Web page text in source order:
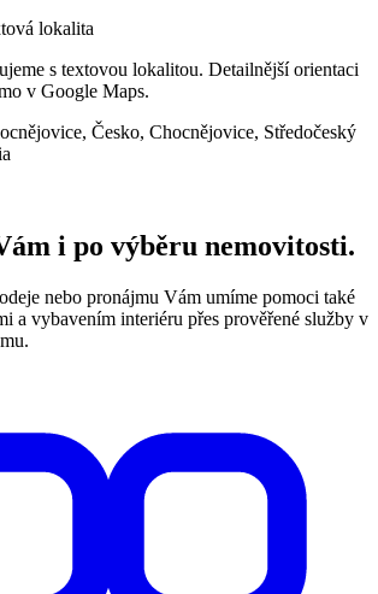
lokalita
s textovou lokalitou. Detailnější orientaci
v Google Maps.
Česko, Chocnějovice, Středočeský
i po výběru nemovitosti.
nebo pronájmu Vám umíme pomoci také
a vybavením interiéru přes prověřené služby v